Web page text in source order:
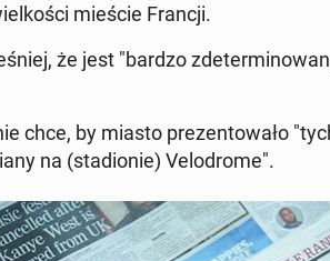
mieście Francji.
że jest "bardzo
chce, by miasto pre­zen­to­wa­ło
na (sta­dio­nie) Ve­lo­dro­me".